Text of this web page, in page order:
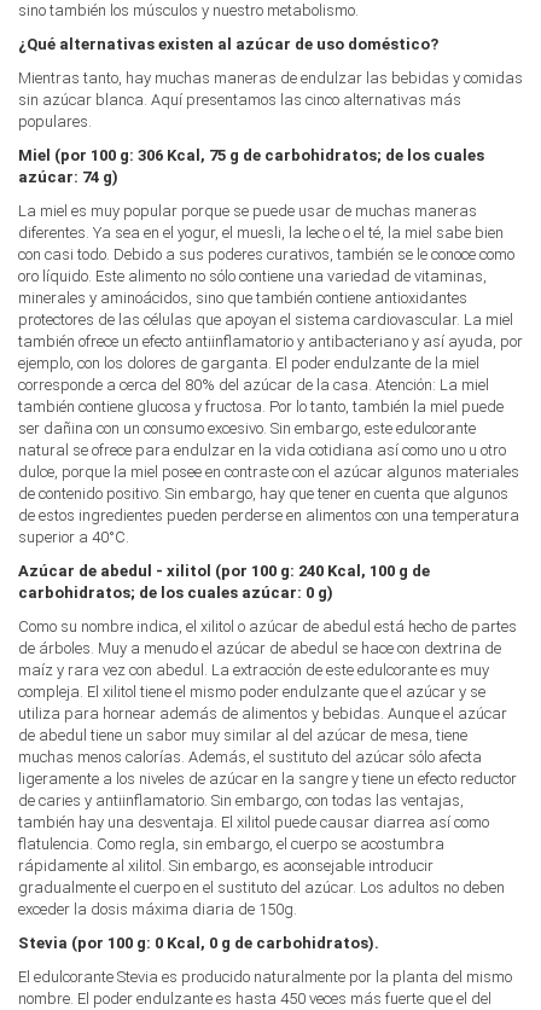
sino también los músculos y nuestro metabolismo.
¿Qué alternativas existen al azúcar de uso doméstico?
Mientras tanto, hay muchas maneras de endulzar las bebidas y comidas
sin azúcar blanca. Aquí presentamos las cinco alternativas más
populares.
Miel (por 100 g: 306 Kcal, 75 g de carbohidratos; de los cuales
azúcar: 74 g)
La miel es muy popular porque se puede usar de muchas maneras
diferentes. Ya sea en el yogur, el muesli, la leche o el té, la miel sabe bien
con casi todo. Debido a sus poderes curativos, también se le conoce como
oro líquido. Este alimento no sólo contiene una variedad de vitaminas,
minerales y aminoácidos, sino que también contiene antioxidantes
protectores de las células que apoyan el sistema cardiovascular. La miel
también ofrece un efecto antiinflamatorio y antibacteriano y así ayuda, por
ejemplo, con los dolores de garganta. El poder endulzante de la miel
corresponde a cerca del 80% del azúcar de la casa. Atención: La miel
también contiene glucosa y fructosa. Por lo tanto, también la miel puede
ser dañina con un consumo excesivo. Sin embargo, este edulcorante
natural se ofrece para endulzar en la vida cotidiana así como uno u otro
dulce, porque la miel posee en contraste con el azúcar algunos materiales
de contenido positivo. Sin embargo, hay que tener en cuenta que algunos
de estos ingredientes pueden perderse en alimentos con una temperatura
superior a 40°C.
Azúcar de abedul - xilitol (por 100 g: 240 Kcal, 100 g de
carbohidratos; de los cuales azúcar: 0 g)
Como su nombre indica, el xilitol o azúcar de abedul está hecho de partes
de árboles. Muy a menudo el azúcar de abedul se hace con dextrina de
maíz y rara vez con abedul. La extracción de este edulcorante es muy
compleja. El xilitol tiene el mismo poder endulzante que el azúcar y se
utiliza para hornear además de alimentos y bebidas. Aunque el azúcar
de abedul tiene un sabor muy similar al del azúcar de mesa, tiene
muchas menos calorías. Además, el sustituto del azúcar sólo afecta
ligeramente a los niveles de azúcar en la sangre y tiene un efecto reductor
de caries y antiinflamatorio. Sin embargo, con todas las ventajas,
también hay una desventaja. El xilitol puede causar diarrea así como
flatulencia. Como regla, sin embargo, el cuerpo se acostumbra
rápidamente al xilitol. Sin embargo, es aconsejable introducir
gradualmente el cuerpo en el sustituto del azúcar. Los adultos no deben
exceder la dosis máxima diaria de 150g.
Stevia (por 100 g: 0 Kcal, 0 g de carbohidratos).
El edulcorante Stevia es producido naturalmente por la planta del mismo
nombre. El poder endulzante es hasta 450 veces más fuerte que el del